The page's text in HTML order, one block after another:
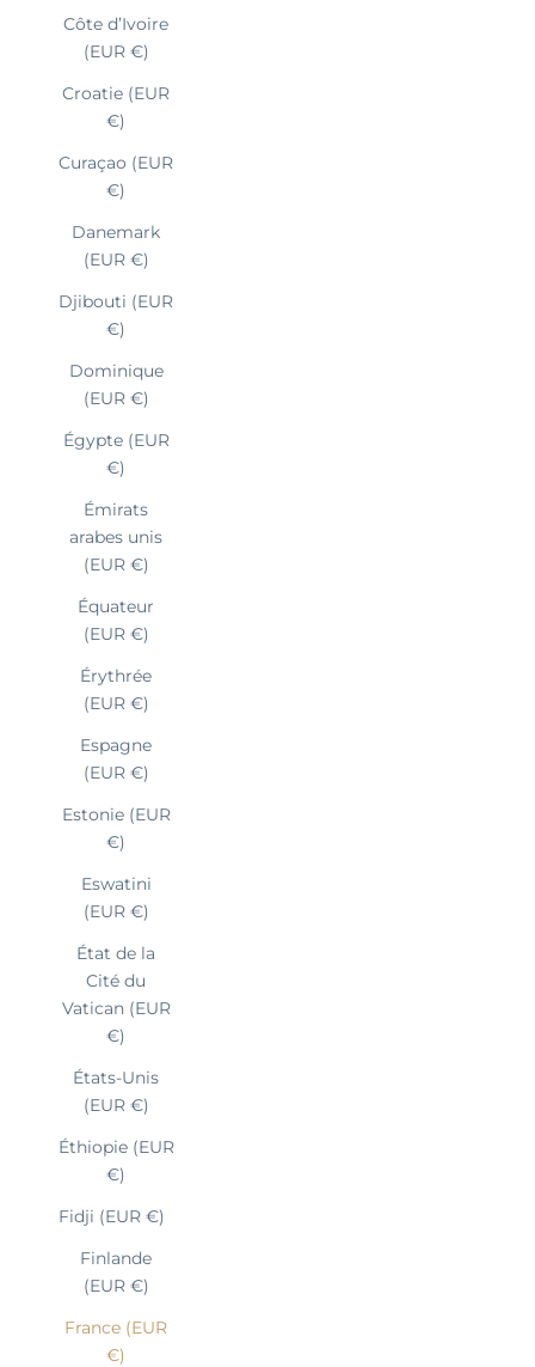
Côte d’Ivoire
(EUR €)
Croatie (EUR
€)
Curaçao (EUR
€)
Danemark
(EUR €)
Djibouti (EUR
€)
Dominique
(EUR €)
Égypte (EUR
€)
Émirats
arabes unis
(EUR €)
Équateur
(EUR €)
Érythrée
(EUR €)
Espagne
(EUR €)
Estonie (EUR
€)
Eswatini
(EUR €)
État de la
Cité du
Vatican (EUR
€)
États-Unis
(EUR €)
Éthiopie (EUR
€)
Fidji (EUR €)
Finlande
(EUR €)
France (EUR
€)